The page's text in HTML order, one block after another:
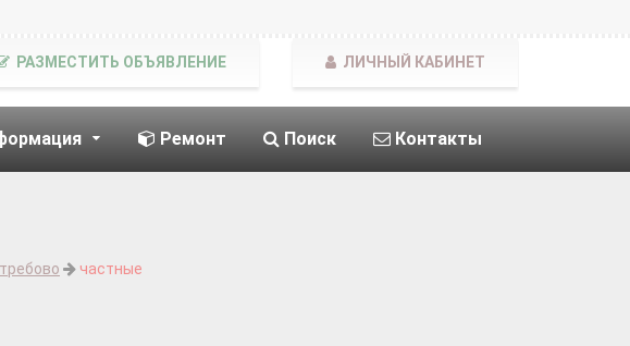
Ремонт Поиск Контакты
РАЗМЕСТИТЬ ОБЪЯВЛЕНИЕ ЛИЧНЫЙ КАБИНЕТ
частные